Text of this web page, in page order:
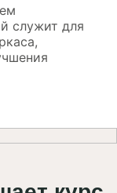
служит для